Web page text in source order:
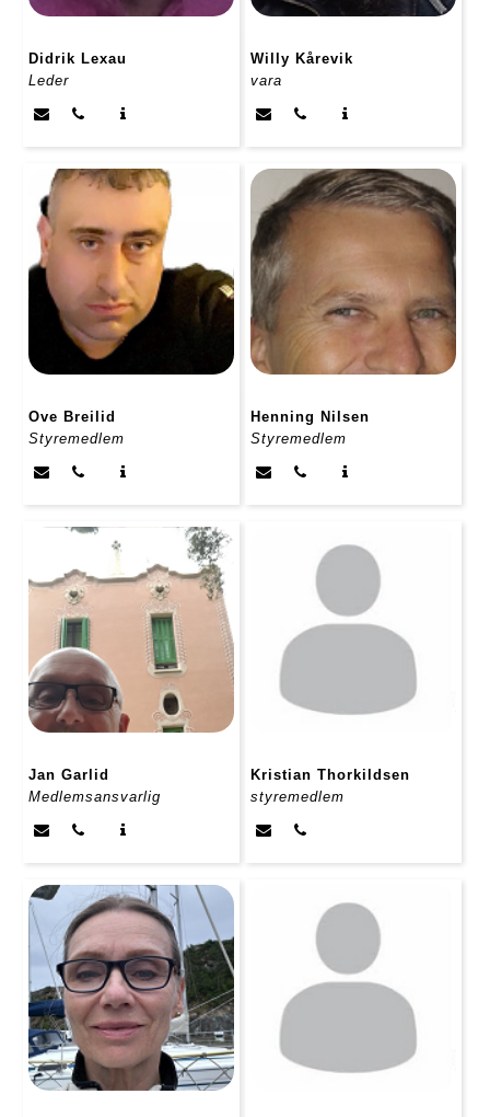
Didrik Lexau
Leder
Willy Kårevik
vara
Ove Breilid
Styremedlem
Henning Nilsen
Styremedlem
Jan Garlid
Medlemsansvarlig
Kristian Thorkildsen
styremedlem